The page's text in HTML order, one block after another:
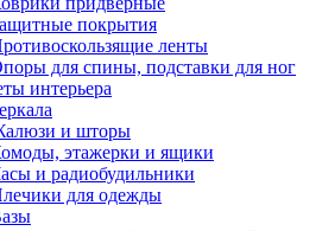
покрытия
ленты
для спины, подставки для ног
интерьера
и шторы
этажерки и ящики
и радиобудильники
для одежды